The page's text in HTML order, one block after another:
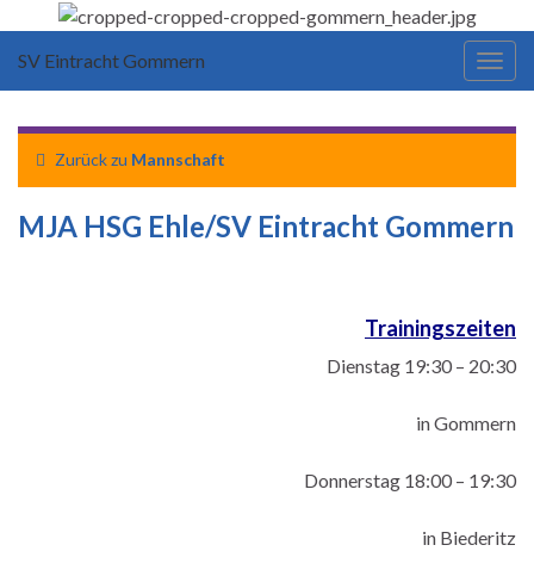
SV Eintracht Gommern
Zurück zu Mannschaft
MJA HSG Ehle/SV Eintracht Gommern
Trainingszeiten
Dienstag 19:30 – 20:30
in Gommern
Donnerstag 18:00 – 19:30
in Biederitz